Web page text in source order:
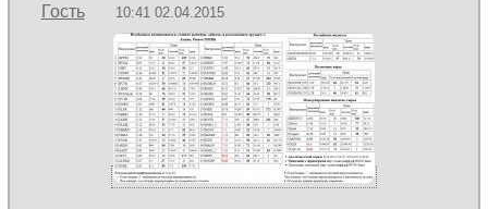
Гость
10:41 02.04.2015